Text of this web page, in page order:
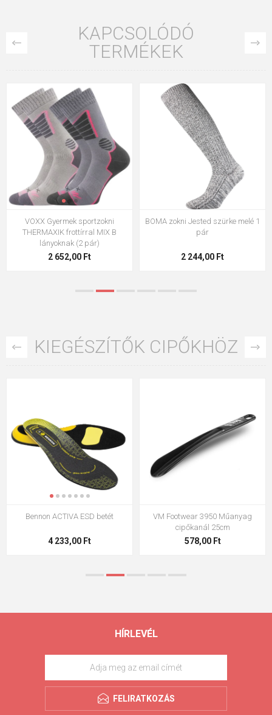
KAPCSOLÓDÓ
TERMÉKEK
VOXX Gyermek sportzokni
THERMAXIK frottírral MIX B
lányoknak (2 pár)
2 652,00 Ft
BOMA zokni Jested szürke melé 1
pár
2 244,00 Ft
KIEGÉSZÍTŐK CIPŐKHÖZ
Bennon ACTIVA ESD betét
4 233,00 Ft
VM Footwear 3950 Műanyag
cipőkanál 25cm
578,00 Ft
HÍRLEVÉL
FELIRATKOZÁS